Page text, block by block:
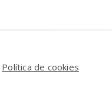
Política de cookies